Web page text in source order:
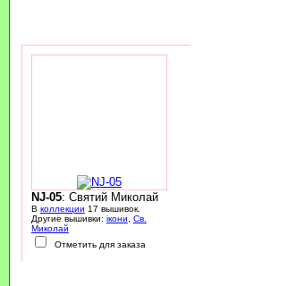
NJ-05: Святий Миколай
В коллекции 17 вышивок.
Другие вышивки: ікони
Св.
Миколай
Отметить для заказа